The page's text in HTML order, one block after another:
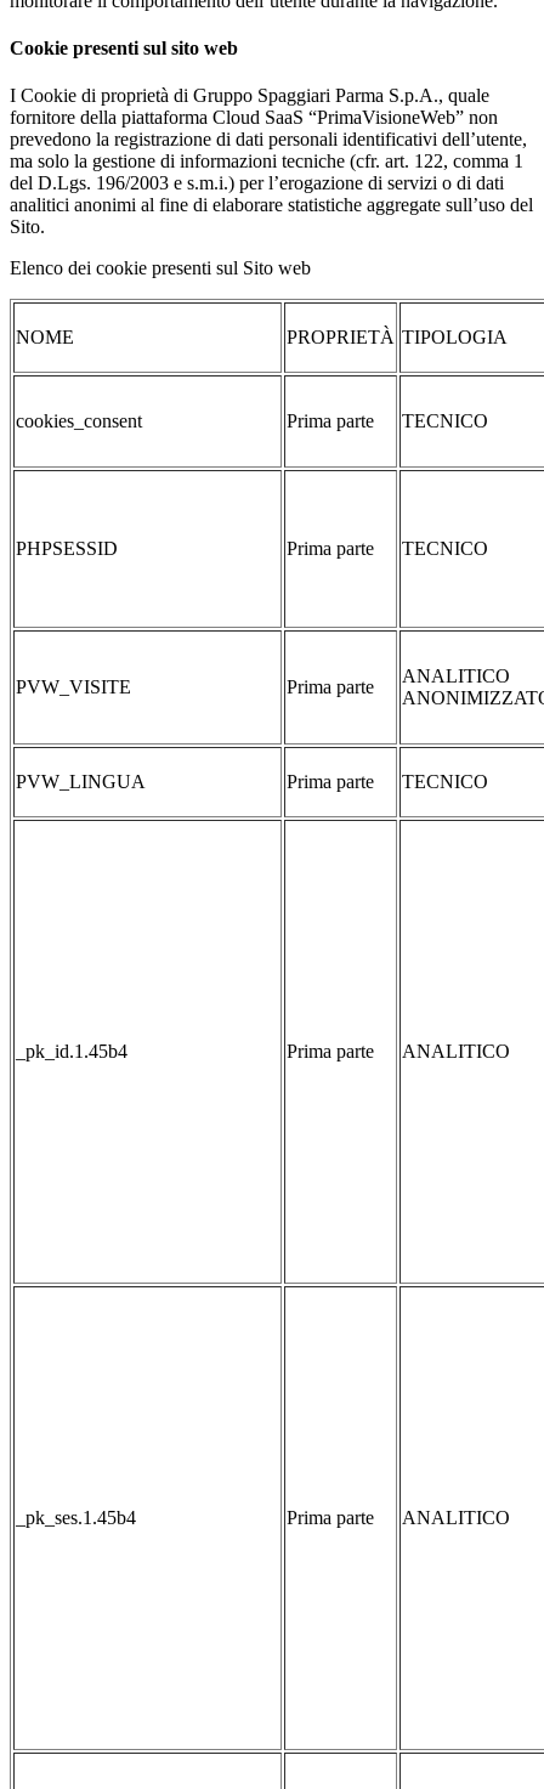
Cookie presenti sul sito web
I Cookie di proprietà di Gruppo Spaggiari Parma S.p.A., quale
fornitore della piattaforma Cloud SaaS “PrimaVisioneWeb” non
prevedono la registrazione di dati personali identificativi dell’utente,
ma solo la gestione di informazioni tecniche (cfr. art. 122, comma 1
del D.Lgs. 196/2003 e s.m.i.) per l’erogazione di servizi o di dati
analitici anonimi al fine di elaborare statistiche aggregate sull’uso del
Sito.
Elenco dei cookie presenti sul Sito web
NOME PROPRIETÀ TIPOLOGIA
cookies_consent Prima parte TECNICO
PHPSESSID Prima parte TECNICO
PVW_VISITE Prima parte
ANALITICO
PVW_LINGUA Prima parte TECNICO
_pk_id.1.45b4 Prima parte ANALITICO
_pk_ses.1.45b4 Prima parte ANALITICO